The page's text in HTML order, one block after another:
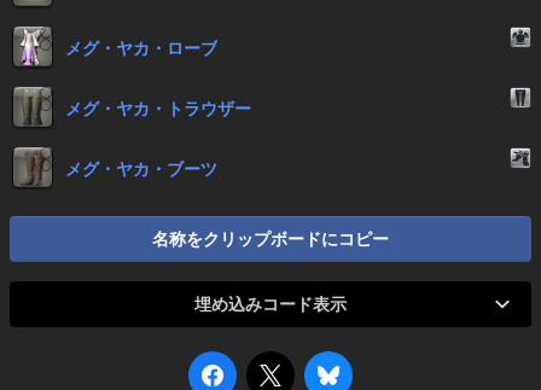
メグ・ヤカ・ローブ
メグ・ヤカ・トラウザー
メグ・ヤカ・ブーツ
名称をクリップボードにコピー
埋め込みコード表示